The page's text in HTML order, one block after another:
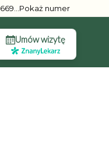
669...Pokaż numer
Umów wizytę